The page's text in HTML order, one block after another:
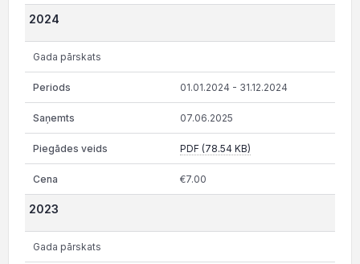
2024
Gada pārskats
01.01.2024 - 31.12.2024
07.06.2025
PDF (78.54 KB)
€7.00
2023
Gada pārskats